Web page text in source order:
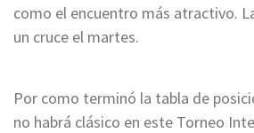
como el encuentro más atractivo.
un cruce el martes.
Por como terminó la tabla de
no habrá clásico en este Torneo